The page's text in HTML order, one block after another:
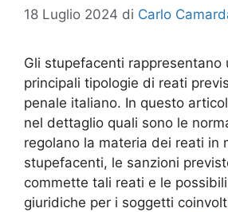
18 Luglio 2024 di Carlo
Gli stupefacenti rappresentano
principali tipologie di reati
penale italiano. In questo
nel dettaglio quali sono le
regolano la materia dei reati in
stupefacenti, le sanzioni
commette tali reati e le
giuridiche per i soggetti